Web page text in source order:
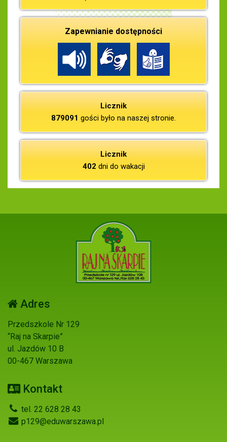
Zapewnianie dostępności
Licznik
879091 gości było na naszej stronie.
Licznik
402 dni do wakacji
Adres
Przedszkole Nr 129
“Raj na Skarpie”
ul. Jazdów 10 B
00-467 Warszawa
Kontakt
tel. 22 628 28 43
p129@eduwarszawa.pl